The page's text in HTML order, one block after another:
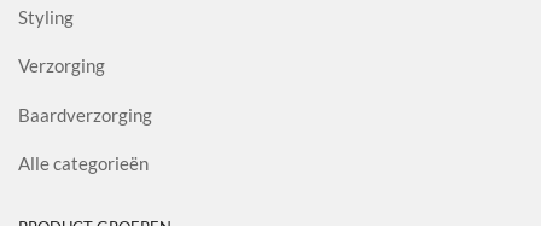
Styling
Verzorging
Baardverzorging
Alle categorieën